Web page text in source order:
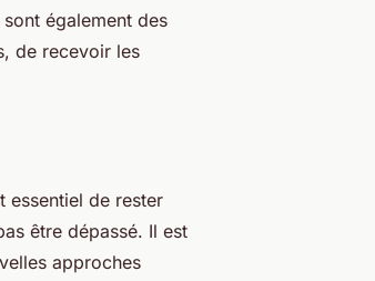
également des
de recevoir les
essentiel de rester
être dépassé. Il est
approches